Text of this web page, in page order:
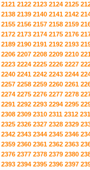
2121 2122 2123 2124 2125
2138 2139 2140 2141 2142
2155 2156 2157 2158 2159
2172 2173 2174 2175 2176
2189 2190 2191 2192 2193
2206 2207 2208 2209 2210
2223 2224 2225 2226 2227
2240 2241 2242 2243 2244
2257 2258 2259 2260 2261
2274 2275 2276 2277 2278
2291 2292 2293 2294 2295
2308 2309 2310 2311 2312
2325 2326 2327 2328 2329
2342 2343 2344 2345 2346
2359 2360 2361 2362 2363
2376 2377 2378 2379 2380
2393 2394 2395 2396 2397